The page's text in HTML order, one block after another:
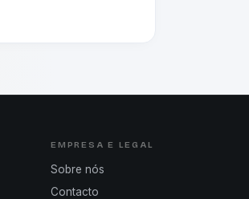
EMPRESA E LEGAL
Sobre nós
Contacto